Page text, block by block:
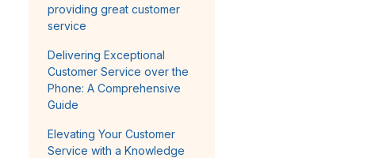
providing great customer
service
Delivering Exceptional
Customer Service over the
Phone: A Comprehensive
Guide
Elevating Your Customer
Service with a Knowledge